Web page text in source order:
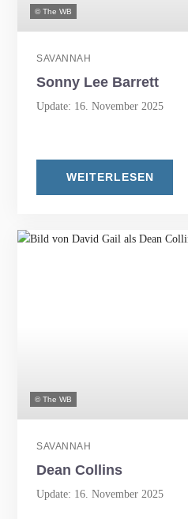
© The WB
SAVANNAH
Sonny Lee Barrett
Update: 16. November 2025
WEITERLESEN
© The WB
SAVANNAH
Dean Collins
Update: 16. November 2025